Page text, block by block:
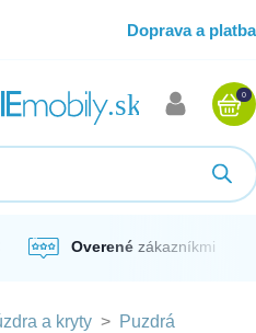
Doprava a platba
0
Overené zákazníkmi
a kryty > Puzdrá